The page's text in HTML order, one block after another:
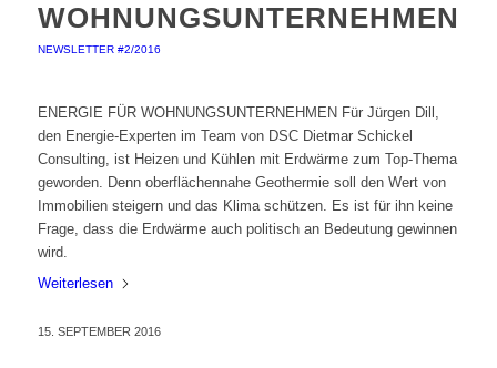
WOHNUNGSUNTERNEHMEN
NEWSLETTER #2/2016
ENERGIE FÜR WOHNUNGSUNTERNEHMEN Für Jürgen Dill,
den Energie-Experten im Team von DSC Dietmar Schickel
Consulting, ist Heizen und Kühlen mit Erdwärme zum Top-Thema
geworden. Denn oberflächennahe Geothermie soll den Wert von
Immobilien steigern und das Klima schützen. Es ist für ihn keine
Frage, dass die Erdwärme auch politisch an Bedeutung gewinnen
wird.
Weiterlesen
15. SEPTEMBER 2016